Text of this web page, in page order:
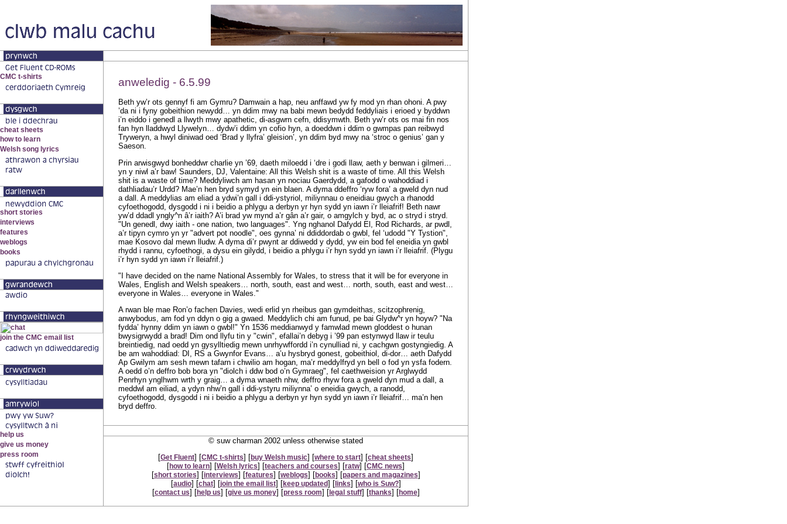
anweledig - 6.5.99
Beth yw’r ots gennyf fi am Gymru? Damwain a hap, neu anffawd yw fy mod yn rhan ohoni. A pwy
’da ni i fyny gobeithion newydd… yn ddim mwy na babi mewn bedydd feddyliais i erioed y byddwn
i’n eiddo i genedl a llwyth mwy apathetic, di-asgwrn cefn, ddisymwth. Beth yw’r ots os mai fin nos
fan hyn lladdwyd Llywelyn… dydw’i ddim yn cofio hyn, a doeddwn i ddim o gwmpas pan reibwyd
Tryweryn, a hwyl diniwad oed ‘Brad y llyfra’ gleision’, yn ddim byd mwy na ‘stroc o genius’ gan y
Saeson.
Prin arwisgwyd bonheddwr charlie yn ’69, daeth miloedd i ‘dre i godi llaw, aeth y benwan i gilmeri…
yn y niwl a’r baw! Saunders, DJ, Valentaine: All this Welsh shit is a waste of time. All this Welsh
shit is a waste of time? Meddyliwch am hasan yn nociau Gaerdydd, a gafodd o wahoddiad i
dathliadau’r Urdd? Mae’n hen bryd symyd yn ein blaen. A dyma ddeffro ‘ryw fora’ a gweld dyn nud
a dall. A meddylias am eliad a ydwi’n gall i ddi-ystyriol, miliynnau o eneidiau gwych a rhanodd
cyfoethogodd, dysgodd i ni i beidio a phlygu a derbyn yr hyn sydd yn iawn i’r lleiafrif! Beth nawr
yw’d ddadl yngly^n â’r iaith? A’i brad yw mynd a’r gân a’r gair, o amgylch y byd, ac o stryd i stryd.
"Un genedl, dwy iaith - one nation, two languages". Yng nghanol Dafydd El, Rod Richards, ar pwdl,
a’r tipyn cymro yn yr "advert pot noodle", oes gynna’ ni ddiddordab o gwbl, fel ‘udodd "Y Tystion",
mae Kosovo dal mewn lludw. A dyma di’r pwynt ar ddiwedd y dydd, yw ein bod fel eneidia yn gwbl
rhydd i rannu, cyfoethogi, a dysu ein gilydd, i beidio a phlygu i’r hyn sydd yn iawn i’r lleiafrif. (Plygu
i’r hyn sydd yn iawn i’r lleiafrif.)
"I have decided on the name National Assembly for Wales, to stress that it will be for everyone in
Wales, English and Welsh speakers… north, south, east and west… north, south, east and west…
everyone in Wales… everyone in Wales."
A rwan ble mae Ron’o fachen Davies, wedi erlid yn rheibus gan gymdeithas, scitzophrenig,
anwybodus, am fod yn ddyn o gig a gwaed. Meddylich chi am funud, pe bai Glydw^r yn hoyw? "Na
fydda’ hynny ddim yn iawn o gwbl!" Yn 1536 meddianwyd y famwlad mewn gloddest o hunan
bwysigrwydd a brad! Dim ond llyfu tin y "cwin", efallai’n debyg i ’99 pan estynwyd llaw ir teulu
breintiedig, nad oedd yn gysylltiedig mewn unrhywffordd i’n cynulliad ni, y cachgwn gostyngiedig. A
be am wahoddiad: DI, RS a Gwynfor Evans… a’u hysbryd gonest, gobeithiol, di-dor… aeth Dafydd
Ap Gwilym am sesh mewn tafarn i chwilio am hogan, ma’r meddylfryd yn bell o fod yn ysfa fodern.
A oedd o’n deffro bob bora yn "diolch i ddw bod o’n Gymraeg", fel caethweision yr Arglwydd
Penrhyn ynglhwm wrth y graig… a dyma wnaeth nhw, deffro rhyw fora a gweld dyn mud a dall, a
meddwl am eiliad, a ydyn nhw’n gall i ddi-ystyru miliynna’ o eneidia gwych, a ranodd,
cyfoethogodd, dysgodd i ni i beidio a phlygu a derbyn yr hyn sydd yn iawn i’r lleiafrif… ma’n hen
bryd deffro.
© suw charman 2002 unless otherwise stated
[Get Fluent] [CMC t-shirts] [buy Welsh music] [where to start] [cheat sheets]
[how to learn] [Welsh lyrics] [teachers and courses] [ratw] [CMC news]
[short stories] [interviews] [features] [weblogs] [books] [papers and magazines]
[audio] [chat] [join the email list] [keep updated] [ links] [who is Suw?]
[contact us] [help us] [give us money] [press room] [ legal stuff] [thanks] [home]